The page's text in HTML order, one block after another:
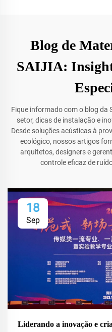
Blog de
SAIJIA:
Fique informado com o blog da
setor, dicas de instalação e
Desde soluções acústicas à
ecológico, nossos artigos
arquitetos, designers e
controle eficaz de
18
Sep
Liderando a inovação e